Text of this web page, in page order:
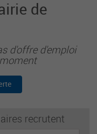
de
d'offre d'emploi
recrutent